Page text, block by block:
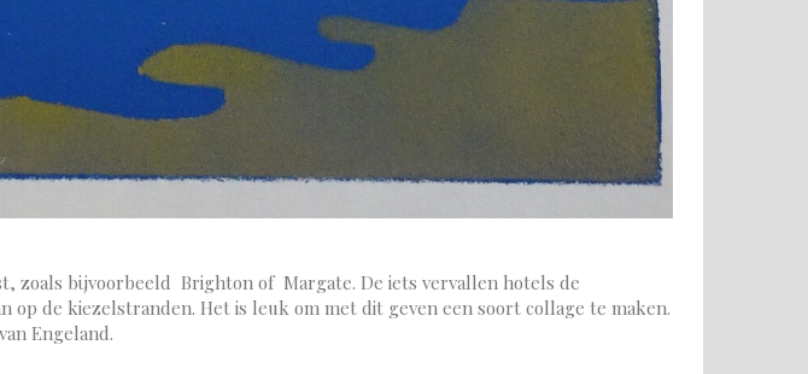
zoals bijvoorbeeld Brighton of Margate. De iets vervallen hotels de
de kiezelstranden. Het is leuk om met dit geven een soort collage te maken.
Engeland.